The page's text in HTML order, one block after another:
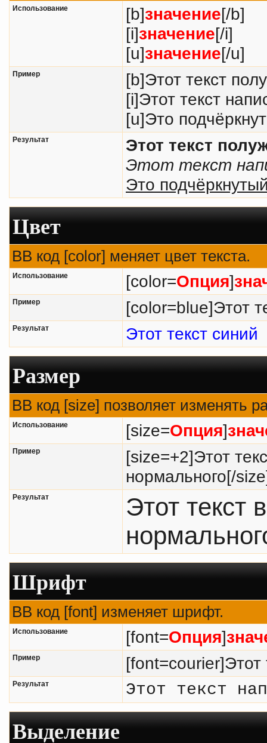
Использование [b]значение[/b]
[i]значение[/i]
[u]значение[/u]
Пример
[b]Этот текст
[i]Этот текст
[u]Это
Результат
Этот текст
Этот текст
Это
Цвет
BB код [color] меняет цвет текста.
Использование [color=Опция]
Пример [color=blue]Этот
Результат Этот текст синий
Размер
BB код [size] позволяет изменять
Использование [size=Опция]
Пример
[size=+2]Этот
нормального[/
Результат
Этот текст
Шрифт
BB код [font] изменяет шрифт.
Использование [font=Опция]
Пример
Результат Этот текст
Выделение